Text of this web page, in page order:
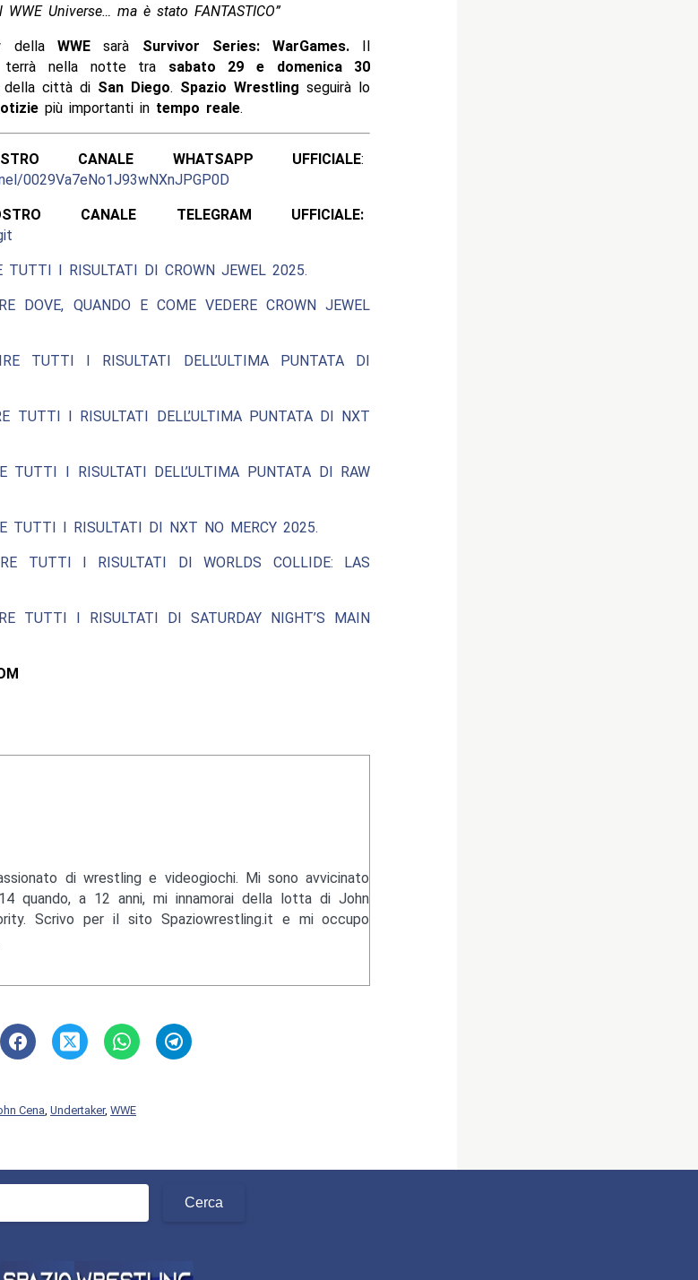
Universe… ma è stato FANTASTICO”
della WWE sarà Survivor Series: WarGames. Il
nella notte tra sabato 29 e domenica 30
città di San Diego. Spazio Wrestling seguirà lo
più importanti in tempo reale.
CANALE WHATSAPP UFFICIALE:
0029Va7eNo1J93wNXnJPGP0D
CANALE TELEGRAM UFFICIALE:
TUTTI I RISULTATI DI CROWN JEWEL 2025.
DOVE, QUANDO E COME VEDERE CROWN JEWEL
TUTTI I RISULTATI DELL’ULTIMA PUNTATA DI
TUTTI I RISULTATI DELL’ULTIMA PUNTATA DI NXT
TUTTI I RISULTATI DELL’ULTIMA PUNTATA DI RAW
TUTTI I RISULTATI DI NXT NO MERCY 2025.
TUTTI I RISULTATI DI WORLDS COLLIDE: LAS
TUTTI I RISULTATI DI SATURDAY NIGHT’S MAIN
di wrestling e videogiochi. Mi sono avvicinato
quando, a 12 anni, mi innamorai della lotta di John
Scrivo per il sito Spaziowrestling.it e mi occupo
Cena Undertaker, WWE